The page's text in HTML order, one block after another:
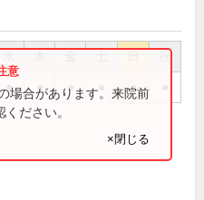
祝
● ● ● ●
場合があります。来院前
ださい。
×閉じる